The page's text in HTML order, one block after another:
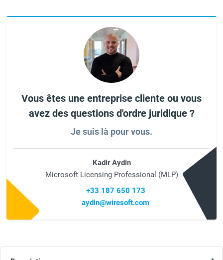
Vous êtes une entreprise cliente ou vous
avez des questions d'ordre juridique ?
Je suis là pour vous.
Kadir Aydin
Microsoft Licensing Professional (MLP)
+33 187 650 173
aydin@wiresoft.com